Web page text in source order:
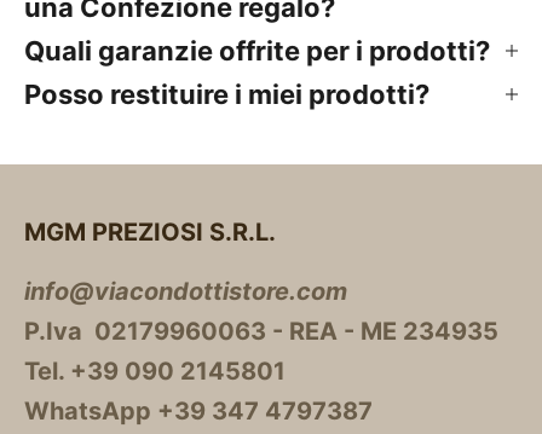
una Confezione regalo?
Quali garanzie offrite per i prodotti?
Posso restituire i miei prodotti?
MGM PREZIOSI S.R.L.
info@viacondottistore.com
P.Iva 02179960063 - REA - ME 234935
Tel. +39 090 2145801
WhatsApp +39 347 4797387